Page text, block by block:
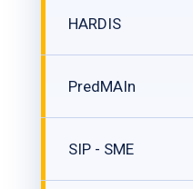
HARDIS
PredMAIn
SIP - SME